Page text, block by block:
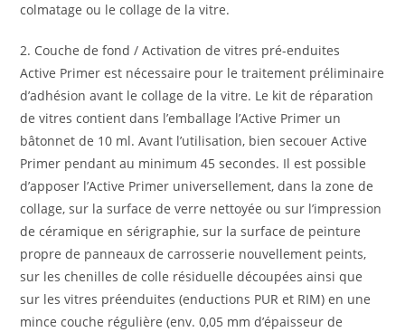
colmatage ou le collage de la vitre.
2. Couche de fond / Activation de vitres pré-enduites
Active Primer est nécessaire pour le traitement préliminaire
d’adhésion avant le collage de la vitre. Le kit de réparation
de vitres contient dans l’emballage l’Active Primer un
bâtonnet de 10 ml. Avant l’utilisation, bien secouer Active
Primer pendant au minimum 45 secondes. Il est possible
d’apposer l’Active Primer universellement, dans la zone de
collage, sur la surface de verre nettoyée ou sur l’impression
de céramique en sérigraphie, sur la surface de peinture
propre de panneaux de carrosserie nouvellement peints,
sur les chenilles de colle résiduelle découpées ainsi que
sur les vitres préenduites (enductions PUR et RIM) en une
mince couche régulière (env. 0,05 mm d’épaisseur de